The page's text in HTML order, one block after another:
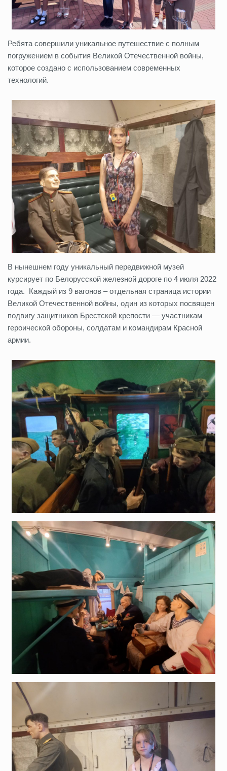
Ребята совершили уникальное путешествие с полным
погружением в события Великой Отечественной войны,
которое создано с использованием современных
технологий.
В нынешнем году уникальный передвижной музей
курсирует по Белорусской железной дороге по 4 июля 2022
года. Каждый из 9 вагонов – отдельная страница истории
Великой Отечественной войны, один из которых посвящен
подвигу защитников Брестской крепости — участникам
героической обороны, солдатам и командирам Красной
армии.